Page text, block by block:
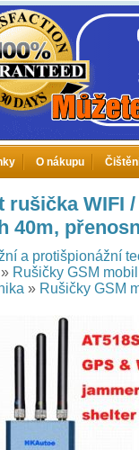
O nákupu
rušička WIFI
40m,
a protišpionážní
» Rušičky GSM
» Rušičky GSM